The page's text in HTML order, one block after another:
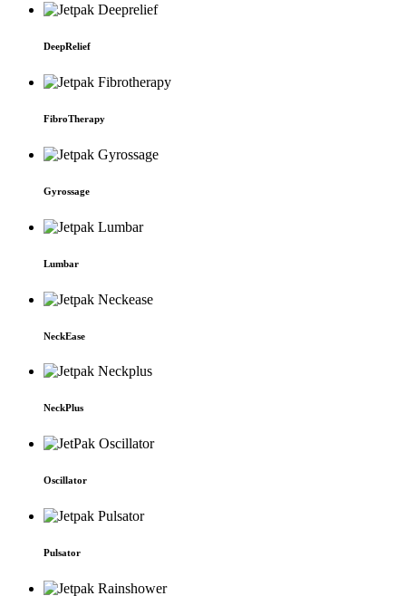
Deep­Relief
Fibro­Therapy
Gyros­sage
Lumbar
Neck­Ease
Neck­Plus
Oscillator
Pulsator